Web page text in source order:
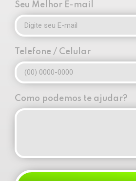
Seu Melhor E-mail
Telefone / Celular
Como podemos te ajudar?